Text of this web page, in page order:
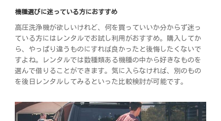
機種選びに迷っている方におすすめ
高圧洗浄機が欲しいけれど、何を買っていいか分からず迷っ
ている方にはレンタルでお試し利用がおすすめ。購入してか
ら、やっぱり違うものにすれば良かったと後悔したくないで
すよね。レンタルでは数種類ある機種の中から好きなものを
選んで借りることができます。気に入らなければ、別のもの
を後日レンタルしてみるといった比較検討が可能です。